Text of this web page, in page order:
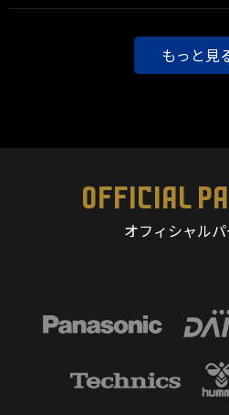
もっと見
OFFICIAL
オフィシャル